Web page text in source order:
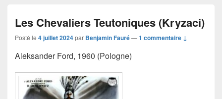
Les Chevaliers Teutoniques (Kryzaci)
Posté le 4 juillet 2024par Benjamin Fauré—1 commentaire ↓
Aleksander Ford, 1960 (Pologne)